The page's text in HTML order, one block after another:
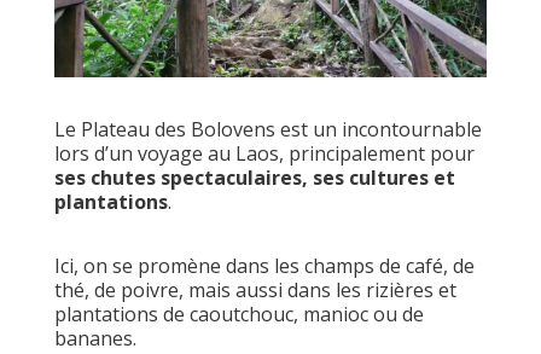
Le Plateau des Bolovens est un incontournable
lors d’un voyage au Laos, principalement pour
ses chutes spectaculaires, ses cultures et
plantations.
Ici, on se promène dans les champs de café, de
thé, de poivre, mais aussi dans les rizières et
plantations de caoutchouc, manioc ou de
bananes.